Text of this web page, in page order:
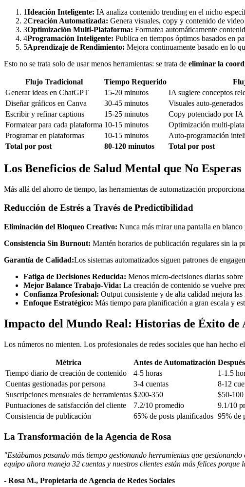
1Ideación Inteligente: IA analiza contenido trending en el nicho
2Creación Automatizada: Genera visuales, copy y contenido de
3Optimización Multi-Plataforma: Formatea automáticamente
4Programación Inteligente: Publica en tiempos óptimos basados en
5Aprendizaje de Rendimiento: Mejora continuamente basado en lo
Esto no se trata solo de usar menos herramientas: se trata de eliminar la
Flujo Tradicional Tiempo Requerido
Generar ideas en ChatGPT
15-20 minutos IA sugiere conceptos
Diseñar gráficos en Canva
30-45 minutos Visuales auto-
Escribir y refinar captions
15-25 minutos Copy potenciado por IA
Formatear para cada plataforma 10-15 minutos Optimización multi-
Programar en plataformas
10-15 minutos Auto-programación
Total por post
80-120 minutos Total por post
Los Beneficios de Salud Mental que No Esperas
Más allá del ahorro de tiempo, las herramientas de automatización
Reducción de Estrés a Través de Predictibilidad
Eliminación del Bloqueo Creativo: Nunca más mirar una pantalla en
Consistencia Sin Burnout: Mantén horarios de publicación regulares sin la
Garantía de Calidad:Los sistemas automatizados siguen patrones de
Fatiga de Decisiones Reducida: Menos micro-decisiones diarias
Mejor Balance Trabajo-Vida: La creación de contenido se vuelve
Confianza Profesional: Output consistente y de alta calidad mejora
Enfoque Estratégico: Más tiempo para planificación a gran escala y
Impacto del Mundo Real: Historias de Éxito de
Los números no mienten. Los profesionales de redes sociales que han hecho
Métrica Antes de Automatización
Tiempo diario de creación de contenido
4-5 horas 1-1.5
Cuentas gestionadas por persona
3-4 cuentas 8-12
Suscripciones mensuales de herramientas $200-350 $50-100
Puntuaciones de satisfacción del cliente
7.2/10 promedio 9.1/10
Consistencia de publicación
65% de posts planificados 95% de
La Transformación de la Agencia de Rosa
"Estábamos pasando más tiempo gestionando herramientas que
equipo ahora maneja 32 cuentas y nuestros clientes están más felices
- Rosa M., Propietaria de Agencia de Redes Sociales